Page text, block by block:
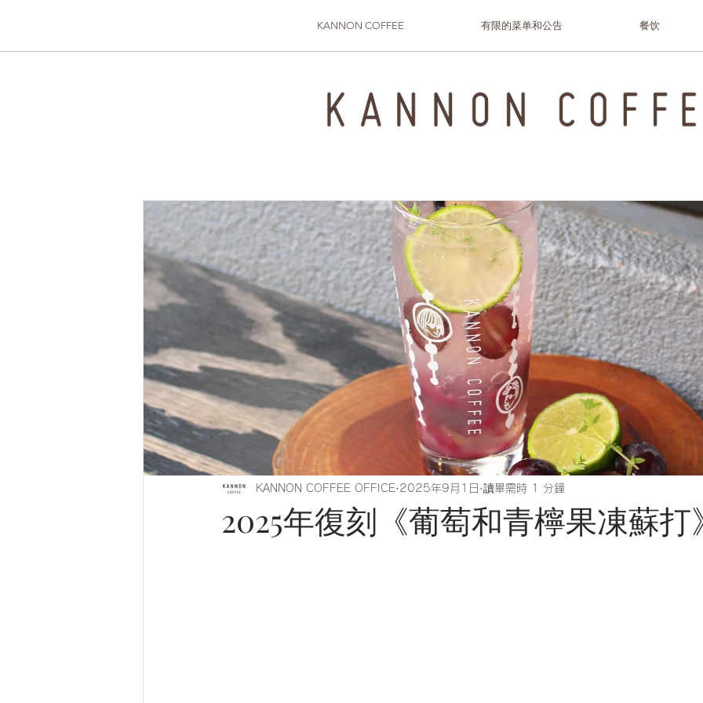
KANNON COFFEE 有限的菜单和公告 餐饮
2025年復刻《葡萄和青檸果凍蘇打
KANNON COFFEE OFFICE 2025年9月1日 讀畢需時 1 分鐘